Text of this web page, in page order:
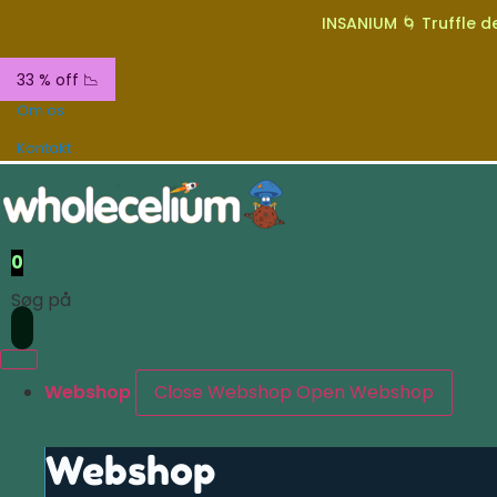
INSANIUM 🌀 Truffle
33 % off 📉
Om os
Kontakt
0
Søg på
Webshop Close Webshop Open Webshop
Webshop